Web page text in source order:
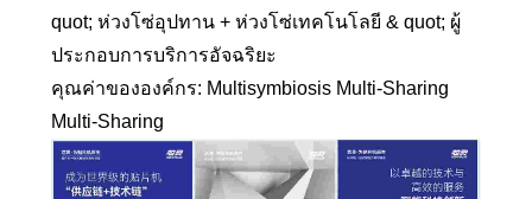
quot; ห่วงโซ่อุปทาน + ห่วงโซ่เทคโนโลยี & quot; ผู้
ประกอบการบริการอัจฉริยะ
คุณค่าขององค์กร: Multisymbiosis Multi-Sharing
Multi-Sharing